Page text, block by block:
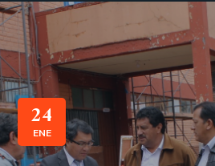
24
ENE